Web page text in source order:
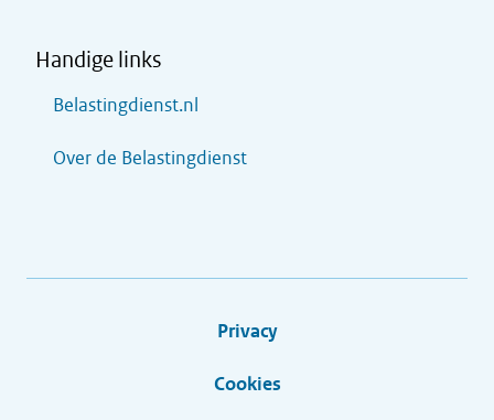
Handige links
Belastingdienst.nl
Over de Belastingdienst
Privacy
Cookies